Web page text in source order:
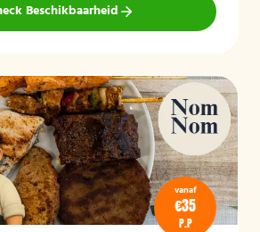
Beschikbaarheid
vanaf
€35
P.P